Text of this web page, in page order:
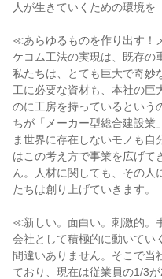
人が生きていくための環境を
≪あらゆるものを作り出す！
ケコム工法の実現は、既存の
私たちは、とても巨大で奇妙
工に必要な資材も、本社の巨
のに工房を持っているという
ちが「メーカー型総合建設業
ま世界に存在しないモノも自
はこの考え方で事業を広げて
ん。人材に関しても、その人
たちは創り上げていきます。
≪新しい。面白い。刺激的。
会社として積極的に動いてい
間違いありません。そこで当
ており、現在は従業員の1/3